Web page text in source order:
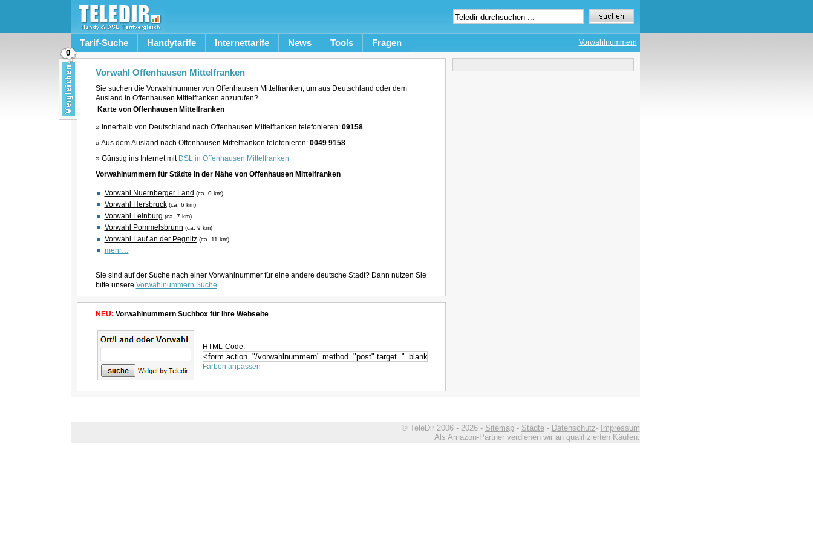
Tarif-Suche Handytarife Internettarife News Tools Fragen Vorwahlnummern
Vorwahl Offenhausen Mittelfranken
Sie suchen die Vorwahlnummer von Offenhausen Mittelfranken, um aus Deutschland oder dem
Ausland in Offenhausen Mittelfranken anzurufen?
Karte von Offenhausen Mittelfranken
» Innerhalb von Deutschland nach Offenhausen Mittelfranken telefonieren: 09158
» Aus dem Ausland nach Offenhausen Mittelfranken telefonieren: 0049 9158
» Günstig ins Internet mit DSL in Offenhausen Mittelfranken
Vorwahlnummern für Städte in der Nähe von Offenhausen Mittelfranken
Vorwahl Nuernberger Land (ca. 0 km)
Vorwahl Hersbruck (ca. 6 km)
Vorwahl Leinburg (ca. 7 km)
Vorwahl Pommelsbrunn (ca. 9 km)
Vorwahl Lauf an der Pegnitz (ca. 11 km)
mehr…
Sie sind auf der Suche nach einer Vorwahlnummer für eine andere deutsche Stadt? Dann nutzen Sie
bitte unsere Vorwahlnummern Suche.
NEU: Vorwahlnummern Suchbox für Ihre Webseite
HTML-Code:
Farben anpassen
© TeleDir 2006 - 2026 - Sitemap- Städte- Datenschutz- Impressum
Als Amazon-Partner verdienen wir an qualifizierten Käufen.
0